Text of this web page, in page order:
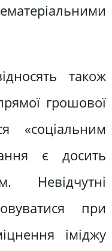
також
грошової
«соціальним
є досить
Невідчутні
при
іміджу